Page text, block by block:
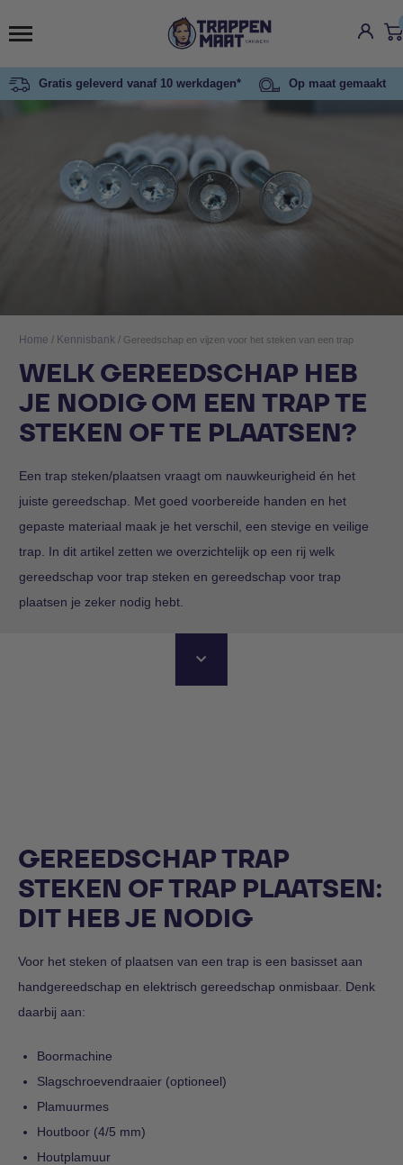
Gratis geleverd vanaf 10 werkdagen* Op maat gemaakt
Home / Kennisbank / Gereedschap en vijzen voor het steken van een trap
WELK GEREEDSCHAP HEB
JE NODIG OM EEN TRAP TE
STEKEN OF TE PLAATSEN?
Een trap steken/plaatsen vraagt om nauwkeurigheid én het
juiste gereedschap. Met goed voorbereide handen en het
gepaste materiaal maak je het verschil, een stevige en veilige
trap. In dit artikel zetten we overzichtelijk op een rij welk
gereedschap voor trap steken en gereedschap voor trap
plaatsen je zeker nodig hebt.
GEREEDSCHAP TRAP
STEKEN OF TRAP PLAATSEN:
DIT HEB JE NODIG
Voor het steken of plaatsen van een trap is een basisset aan
handgereedschap en elektrisch gereedschap onmisbaar. Denk
daarbij aan:
Boormachine
Slagschroevendraaier (optioneel)
Plamuurmes
Houtboor (4/5 mm)
Houtplamuur